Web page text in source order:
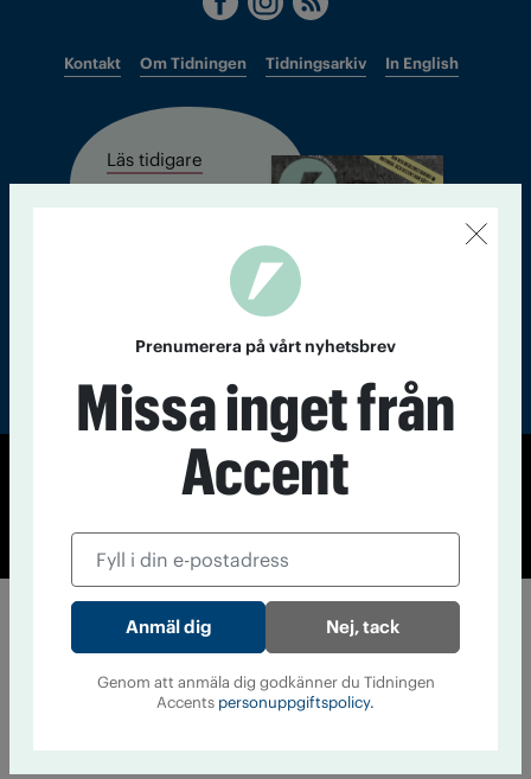
Kontakt Om Tidningen Tidningsarkiv In English
Läs tidigare
nummer av
© Tidningen Accent 2026
Prenumerera på vårt nyhetsbrev
Missa inget från
Accent
Nej, tack
Genom att anmäla dig godkänner du Tidningen
Accents personuppgiftspolicy.